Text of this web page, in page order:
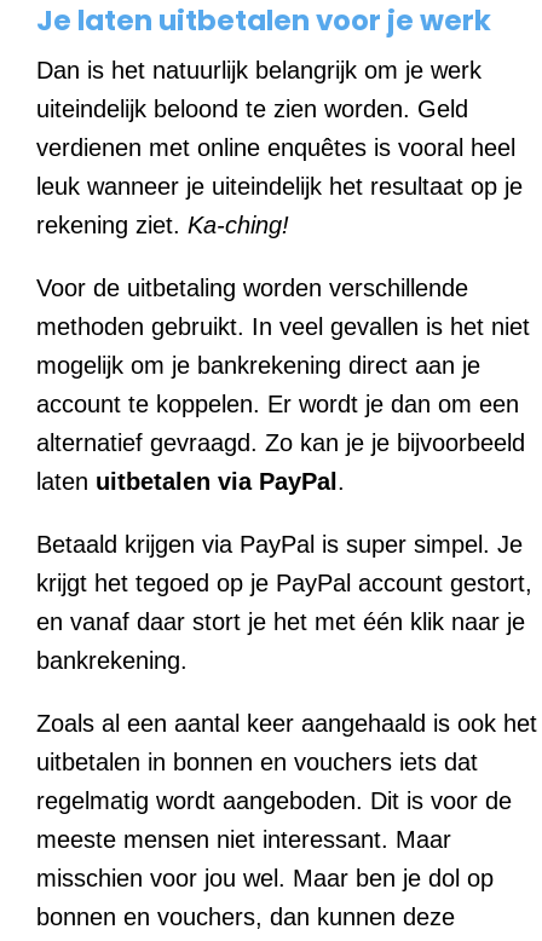
Je laten uitbetalen voor je werk
Dan is het natuurlijk belangrijk om je werk
uiteindelijk beloond te zien worden. Geld
verdienen met online enquêtes is vooral heel
leuk wanneer je uiteindelijk het resultaat op je
rekening ziet. Ka-ching!
Voor de uitbetaling worden verschillende
methoden gebruikt. In veel gevallen is het niet
mogelijk om je bankrekening direct aan je
account te koppelen. Er wordt je dan om een
alternatief gevraagd. Zo kan je je bijvoorbeeld
laten uitbetalen via PayPal .
Betaald krijgen via PayPal is super simpel. Je
krijgt het tegoed op je PayPal account gestort,
en vanaf daar stort je het met één klik naar je
bankrekening.
Zoals al een aantal keer aangehaald is ook het
uitbetalen in bonnen en vouchers iets dat
regelmatig wordt aangeboden. Dit is voor de
meeste mensen niet interessant. Maar
misschien voor jou wel. Maar ben je dol op
bonnen en vouchers, dan kunnen deze